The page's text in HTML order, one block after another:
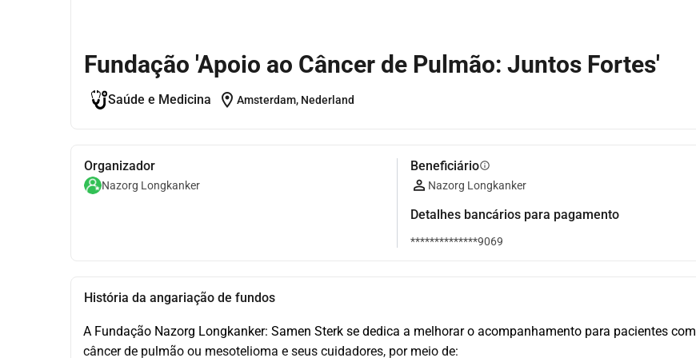
Fundação 'Apoio ao Câncer de Pulmão: Juntos Fortes'
Saúde e Medicina location_on Amsterdam, Nederland
Organizador
Nazorg Longkanker
Beneficiárioinfo
Nazorg Longkanker
Detalhes bancários para pagamento
**************9069
História da angariação de fundos
A Fundação Nazorg Longkanker: Samen Sterk se dedica a melhorar o acompanhamento para pacientes com
câncer de pulmão ou mesotelioma e seus cuidadores, por meio de: